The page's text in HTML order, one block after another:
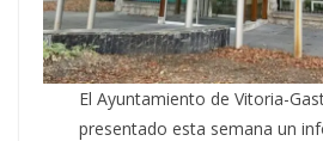
El Ayuntamiento de Vitoria-
presentado esta semana un